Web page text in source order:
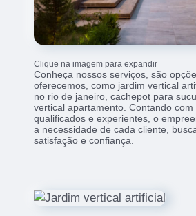
Clique na imagem para expandir
Conheça nossos serviços, são
oferecemos, como jardim vertical
no rio de janeiro, cachepot para
vertical apartamento. Contando com
qualificados e experientes, o
a necessidade de cada cliente,
satisfação e confiança.